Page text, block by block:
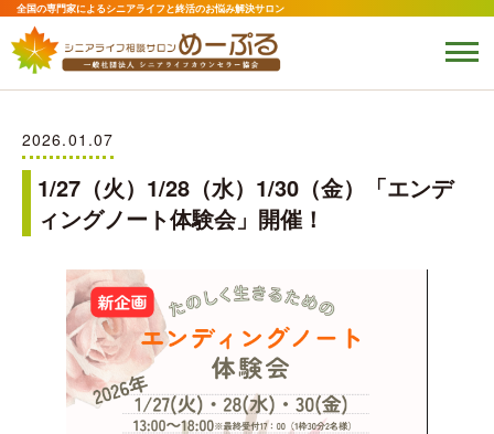
全国の専門家によるシニアライフと終活のお悩み解決サロン
2026.01.07
1/27（火）1/28（水）1/30（金）「エンデ
ィングノート体験会」開催！